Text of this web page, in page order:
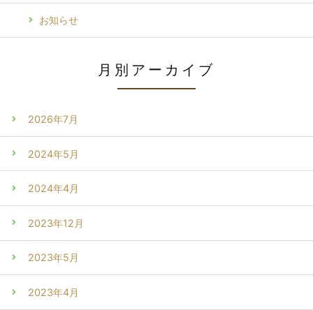
お知らせ
月別アーカイブ
2026年7月
2024年5月
2024年4月
2023年12月
2023年5月
2023年4月